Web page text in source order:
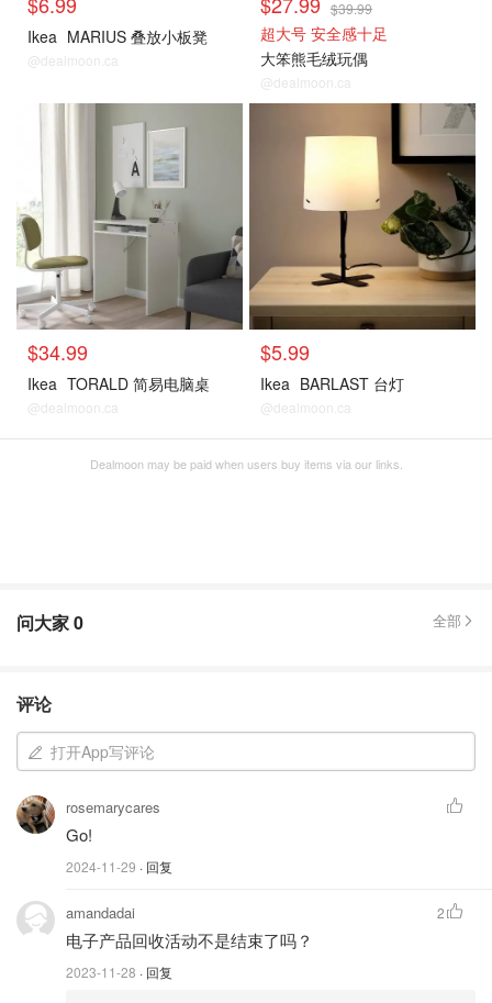
Ikea MARIUS 叠放小板凳
@dealmoon.ca
$39.99
超大号 安全感十足
大笨熊毛绒玩偶
@dealmoon.ca
$34.99
Ikea TORALD 简易电脑桌
@dealmoon.ca
$5.99
Ikea BARLAST 台灯
@dealmoon.ca
Dealmoon may be paid when users buy items via our links.
问大家0 全部
评论
打开App写评论
rosemarycares
Go!
2024-11-29 · 回复
amandadai
电子产品回收活动不是结束了吗？
2023-11-28 · 回复
2